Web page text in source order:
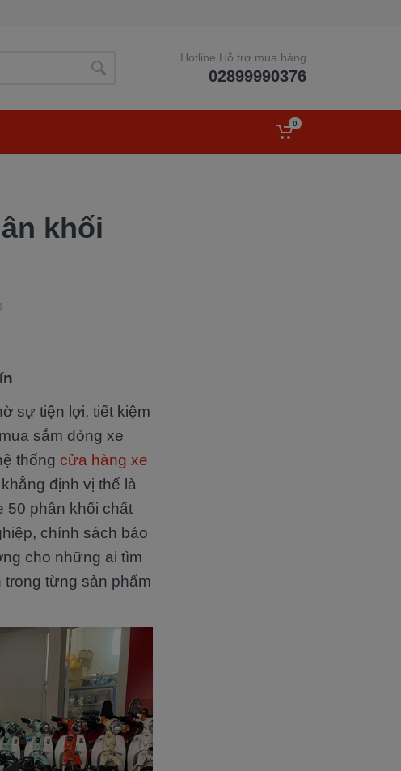
Hotline Hỗ trợ mua hàng
02899990376
0
khối
sự tiện lợi, tiết kiệm
sắm dòng xe
thống cửa hàng xe
định vị thế là
50 phân khối chất
chính sách bảo
cho những ai tìm
từng sản phẩm